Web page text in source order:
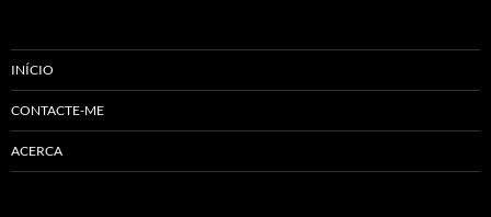
INÍCIO
CONTACTE-ME
ACERCA